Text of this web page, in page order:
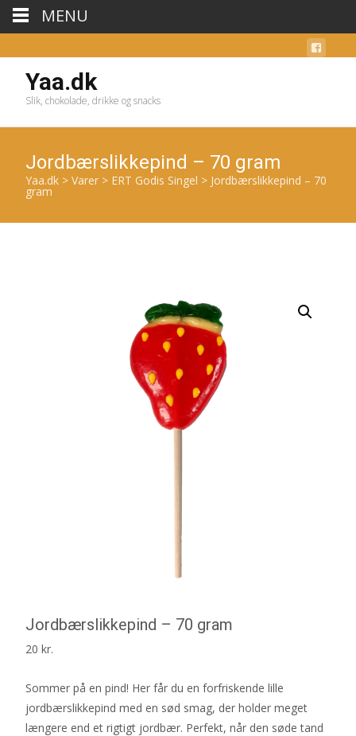
Yaa.dk
Slik, chokolade, drikke og snacks
Jordbærslikkepind – 70 gram
Yaa.dk > Varer > ERT Godis Singel > Jordbærslikkepind – 70
gram
Jordbærslikkepind – 70 gram
20 kr.
Sommer på en pind! Her får du en forfriskende lille
jordbærslikkepind med en sød smag, der holder meget
længere end et rigtigt jordbær. Perfekt, når den søde tand
MENU